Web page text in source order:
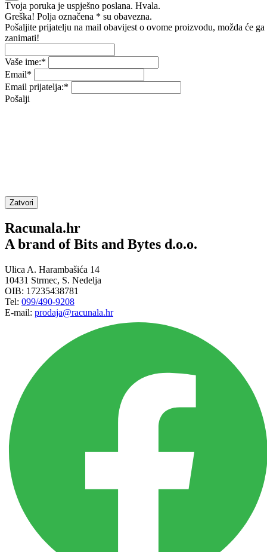
Tvoja poruka je uspješno poslana. Hvala.
Greška! Polja označena * su obavezna.
Pošaljite prijatelju na mail obavijest o ovome proizvodu, možda će ga
zanimati!
Vaše ime:*
Email*
Email prijatelja:*
Pošalji
Zatvori
Racunala.hr
A brand of Bits and Bytes d.o.o.
Ulica A. Harambašića 14
10431 Strmec, S. Nedelja
OIB: 17235438781
Tel: 099/490-9208
E-mail: prodaja@racunala.hr